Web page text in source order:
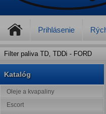
Prihlásenie
Filter paliva TD, TDDi - FORD
Katalóg
Oleje a kvapaliny
Escort